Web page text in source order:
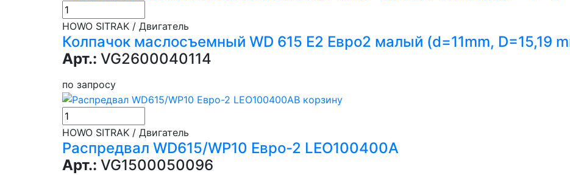
HOWO SITRAK / Двигатель
Колпачок маслосъемный WD 615 Е2 Евро2 малый (d=11mm, D=15,19
Арт.: VG2600040114
по запросу
В корзину
HOWO SITRAK / Двигатель
Распредвал WD615/WP10 Евро-2 LEO100400A
Арт.: VG1500050096